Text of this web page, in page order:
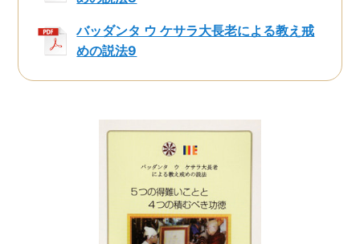
バッダンタ ウ ケサラ大長老による教え戒
めの説法9